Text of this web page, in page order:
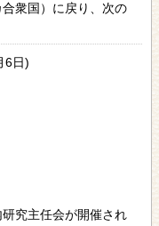
衆国）に戻り、次の
6日)
究主任会が開催され